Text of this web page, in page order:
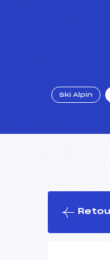
Ski Alpin